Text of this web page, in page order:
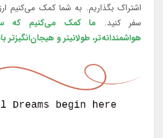
اشتراک بگذاریم. به شما کمک می‌کنیم
سفر کنید. ما کمک می‌کنیم که
هواشمندانه‌تر، طولانی‎تر و هیجان‌انگیزتر باشد.